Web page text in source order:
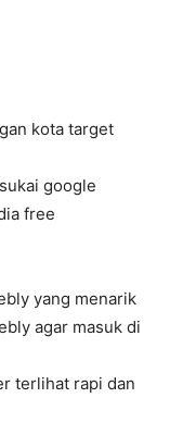
kota target
google
free
yang menarik
agar masuk di
terlihat rapi dan